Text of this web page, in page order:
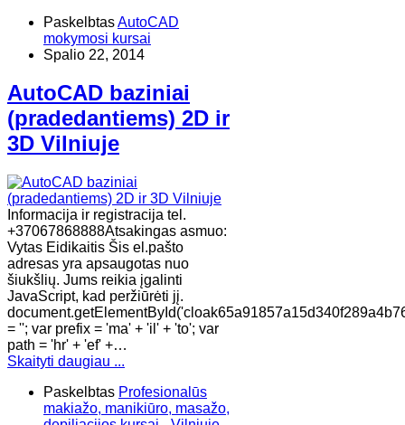
PaskelbtasAutoCAD
mokymosi kursai
Spalio 22, 2014
AutoCAD baziniai
(pradedantiems) 2D ir
3D Vilniuje
Informacija ir registracija tel.
+37067868888Atsakingas asmuo:
Vytas Eidikaitis Šis el.pašto
adresas yra apsaugotas nuo
šiukšlių. Jums reikia įgalinti
JavaScript, kad peržiūrėti jį.
= ''; var prefix = 'ma' + 'il' + 'to'; var
path = 'hr' + 'ef' +…
Skaityti daugiau ...
Paskelbtas Profesionalūs
makiažo, manikiūro, masažo,